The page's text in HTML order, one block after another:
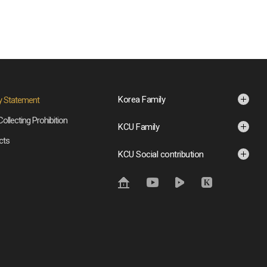
Statement
Prohibition
Korea Family
KCU Family
KCU Social contribution